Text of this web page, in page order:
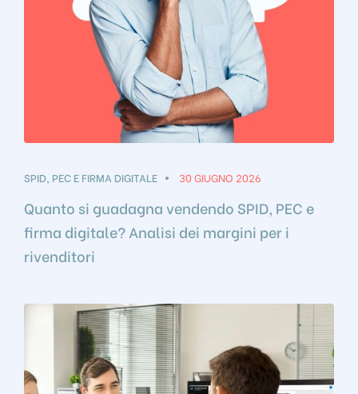
SPID, PEC E FIRMA DIGITALE 30 GIUGNO 2026
Quanto si guadagna vendendo SPID, PEC e
firma digitale? Analisi dei margini per i
rivenditori